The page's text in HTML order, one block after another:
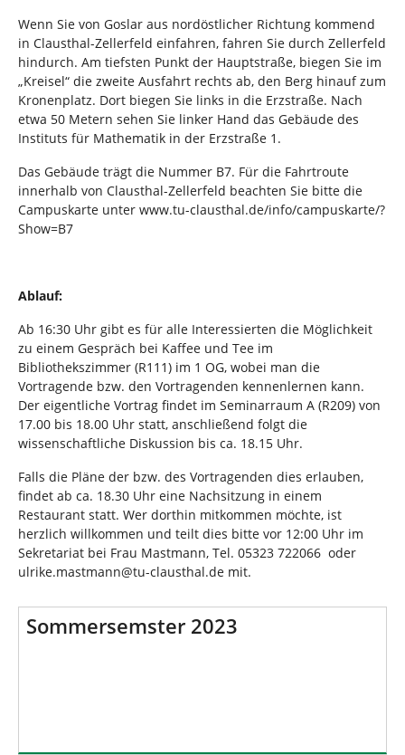
Wenn Sie von Goslar aus nordöstlicher Richtung kommend
in Clausthal-Zellerfeld einfahren, fahren Sie durch Zellerfeld
hindurch. Am tiefsten Punkt der Hauptstraße, biegen Sie im
„Kreisel“ die zweite Ausfahrt rechts ab, den Berg hinauf zum
Kronenplatz. Dort biegen Sie links in die Erzstraße. Nach
etwa 50 Metern sehen Sie linker Hand das Gebäude des
Instituts für Mathematik in der Erzstraße 1.
Das Gebäude trägt die Nummer B7. Für die Fahrtroute
innerhalb von Clausthal-Zellerfeld beachten Sie bitte die
Campuskarte unter www.tu-clausthal.de/info/campuskarte/?
Show=B7
Ablauf:
Ab 16:30 Uhr gibt es für alle Interessierten die Möglichkeit
zu einem Gespräch bei Kaffee und Tee im
Bibliothekszimmer (R111) im 1 OG, wobei man die
Vortragende bzw. den Vortragenden kennenlernen kann.
Der eigentliche Vortrag findet im Seminarraum A (R209) von
17.00 bis 18.00 Uhr statt, anschließend folgt die
wissenschaftliche Diskussion bis ca. 18.15 Uhr.
Falls die Pläne der bzw. des Vortragenden dies erlauben,
findet ab ca. 18.30 Uhr eine Nachsitzung in einem
Restaurant statt. Wer dorthin mitkommen möchte, ist
herzlich willkommen und teilt dies bitte vor 12:00 Uhr im
Sekretariat bei Frau Mastmann, Tel. 05323 722066 oder
ulrike.mastmann@tu-clausthal.de mit.
Sommersemster 2023